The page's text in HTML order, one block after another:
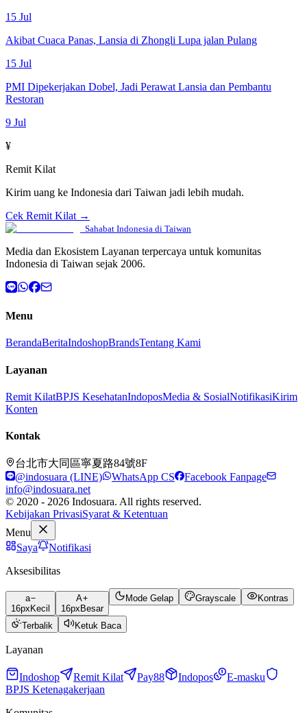
15 Jul
Akibat Cuaca Panas, Lansia di Zhongli Lupa jalan Pulang
15 Jul
PMI Dipekerjakan Dobel, Jadi Perawat Lansia dan Pembantu
Restoran
9 Jul
¥
Remit Kilat
Kirim uang ke Indonesia dari Taiwan jadi lebih mudah.
Cek Remit Kilat →
Sahabat Indonesia di Taiwan
Media dan Ekosistem Layanan terpercaya untuk komunitas
Indonesia di Taiwan sejak 2006.
Menu
BerandaBeritaIndoshopBrandsTentang Kami
Layanan
Remit KilatBPJS KesehatanIndoposMedia & SosialNotifikasiKirim
Konten
Kontak
台北市大同區寧夏路84號8F
@indosuara (LINE)
WhatsApp CS
Facebook Fanpage
info@indosuara.net
© 2020 - 2026 Indosuara. All rights reserved.
Kebijakan PrivasiSyarat & Ketentuan
Menu
Saya
Notifikasi
Aksesibilitas
a
16px Kecil
A
16px Besar
Mode Gelap Grayscale Kontras
Terbalik Ketuk Baca
Layanan
Indoshop Remit Kilat Pay88 Indopos
E-masku
BPJS Ketenagakerjaan